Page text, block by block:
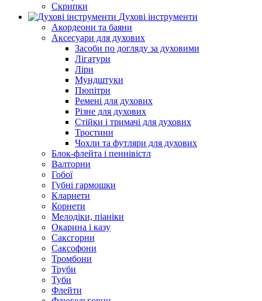
Скрипки
Духові інструменти
Акордеони та баяни
Аксесуари для духових
Засоби по догляду за духовими
Лігатури
Ліри
Мундштуки
Пюпітри
Ремені для духових
Різне для духових
Стійки і тримачі для духових
Тростини
Чохли та футляри для духових
Блок-флейта і пеннівістл
Валторни
Гобої
Губні гармошки
Кларнети
Корнети
Мелодіки, піаніки
Окарина і казу
Саксгорни
Саксофони
Тромбони
Труби
Туби
Флейти